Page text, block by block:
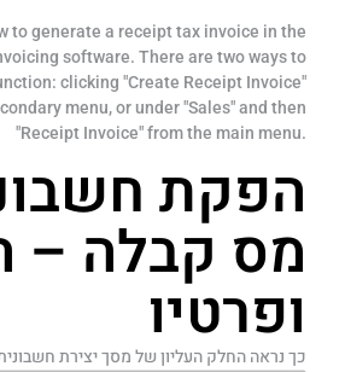
to generate a receipt tax invoice in the
software. There are two ways to
clicking "Create Receipt Invoice"
menu, or under "Sales" and then
"Receipt Invoice" from the main menu.
הפקת
מס קבלה –
ופרטיו
כך נראה החלק העליון של מסך יצירת